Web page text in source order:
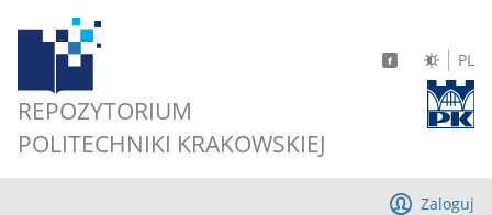
REPOZYTORIUM
POLITECHNIKI KRAKOWSKIEJ
PL
Zaloguj